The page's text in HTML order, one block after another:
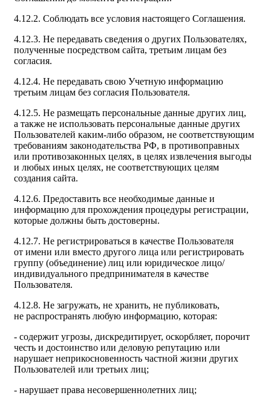
4.12.2. Соблюдать все условия настоящего Соглашения.
4.12.3. Не передавать сведения о других Пользователях,
полученные посредством сайта, третьим лицам без
согласия.
4.12.4. Не передавать свою Учетную информацию
третьим лицам без согласия Пользователя.
4.12.5. Не размещать персональные данные других лиц,
а также не использовать персональные данные других
Пользователей каким-либо образом, не соответствующим
требованиям законодательства РФ, в противоправных
или противозаконных целях, в целях извлечения выгоды
и любых иных целях, не соответствующих целям
создания сайта.
4.12.6. Предоставить все необходимые данные и
информацию для прохождения процедуры регистрации,
которые должны быть достоверны.
4.12.7. Не регистрироваться в качестве Пользователя
от имени или вместо другого лица или регистрировать
группу (объединение) лиц или юридическое лицо/
индивидуального предпринимателя в качестве
Пользователя.
4.12.8. Не загружать, не хранить, не публиковать,
не распространять любую информацию, которая:
- содержит угрозы, дискредитирует, оскорбляет, порочит
честь и достоинство или деловую репутацию или
нарушает неприкосновенность частной жизни других
Пользователей или третьих лиц;
- нарушает права несовершеннолетних лиц;